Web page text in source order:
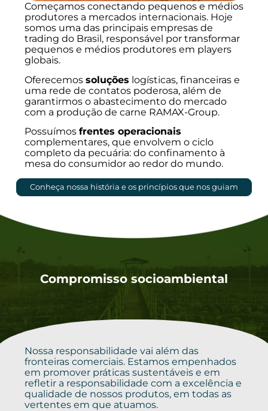
Começamos conectando pequenos e médios
produtores a mercados internacionais. Hoje
somos uma das principais empresas de
trading do Brasil, responsável por transformar
pequenos e médios produtores em players
globais.
Oferecemos soluções logísticas, financeiras e
uma rede de contatos poderosa, além de
garantirmos o abastecimento do mercado
com a produção de carne RAMAX-Group.
Possuímos frentes operacionais
complementares, que envolvem o ciclo
completo da pecuária: do confinamento à
mesa do consumidor ao redor do mundo.
Conheça nossa história e os princípios que nos guiam
Compromisso socioambiental
Nossa responsabilidade vai além das
fronteiras comerciais. Estamos empenhados
em promover práticas sustentáveis e em
refletir a responsabilidade com a excelência e
qualidade de nossos produtos, em todas as
vertentes em que atuamos.